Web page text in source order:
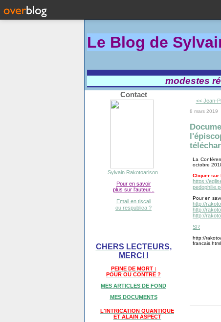
Le Blog de
modestes
Contact
Sylvain Rakotoarison
Pour en savoir
plus sur l'auteur...
Email en tiscali
ou respublica ?
CHERS LECTEURS,
MERCI !
PEINE DE MORT :
POUR OU CONTRE ?
MES ARTICLES DE FOND
MES DOCUMENTS
L'INTRICATION QUANTIQUE
ET ALAIN ASPECT
<< Jean-
8 mars 2019
La
octobre
Cliquer sur
https://
Pour en
http://
http://
http://
SR
http://
francais.html